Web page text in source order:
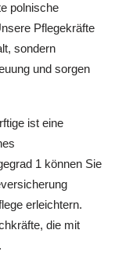
polnische
Pflegekräfte
sondern
und sorgen
ist eine
1 können Sie
erleichtern.
die mit